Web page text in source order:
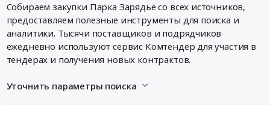
Собираем закупки Парка Зарядье со всех источников,
предоставляем полезные инструменты для поиска и
аналитики. Тысячи поставщиков и подрядчиков
ежедневно используют сервис Комтендер для участия в
тендерах и получения новых контрактов.
Уточнить параметры поиска